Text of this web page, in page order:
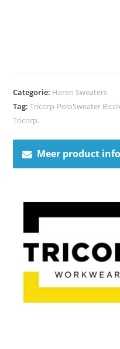
Categorie: Heren Sweaters
Tag:Tricorp-PoloSweater
Tricorp.
Meer product info